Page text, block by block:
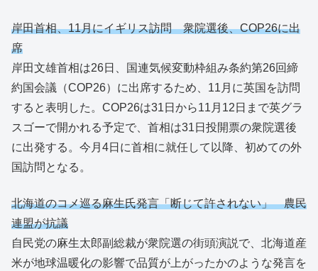
岸田首相、11月にイギリス訪問 衆院選後、COP26に出
席
岸田文雄首相は26日、国連気候変動枠組み条約第26回締
約国会議（COP26）に出席するため、11月に英国を訪問
すると表明した。COP26は31日から11月12日まで英グラ
スゴーで開かれる予定で、首相は31日投開票の衆院選後
に出発する。今月4日に首相に就任して以降、初めての外
国訪問となる。
北海道のコメ巡る麻生氏発言「断じて許されない」 農民
連盟が抗議
自民党の麻生太郎副総裁が衆院選の街頭演説で、北海道産
米が地球温暖化の影響で品質が上がったかのような発言を